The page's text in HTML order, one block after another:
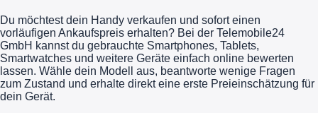
Du möchtest dein Handy verkaufen und sofort einen
vorläufigen Ankaufspreis erhalten? Bei der Telemobile24
GmbH kannst du gebrauchte Smartphones, Tablets,
Smartwatches und weitere Geräte einfach online bewerten
lassen. Wähle dein Modell aus, beantworte wenige Fragen
zum Zustand und erhalte direkt eine erste Preieinschätzung für
dein Gerät.